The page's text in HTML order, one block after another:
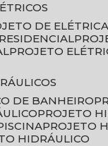
DE ELÉTRICA
PROJETO
DE BANHEIRO
PROJETO
PROJETO
HIDRÁULICO